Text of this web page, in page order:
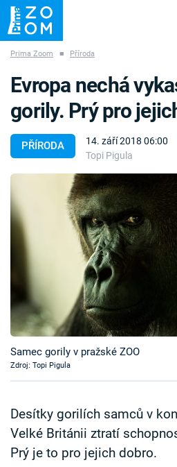
ZÁHADY VETŘELCI DÁVNOVĚKU
Témata
Témata
Pořady
TV Program
Časopis
Sledujte prima+
Sledujte nás
Prima Zoom ■ Příroda
PŘÍRODA
14. září 2018 06:00
Topi Pigula
Evropa nechá
gorily. Prý pro
Samec gorily v pražské ZOO
Zdroj: Topi Pigula
Desítky gorilích samců v
Velké Británii ztratí
Prý je to pro jejich dobro.